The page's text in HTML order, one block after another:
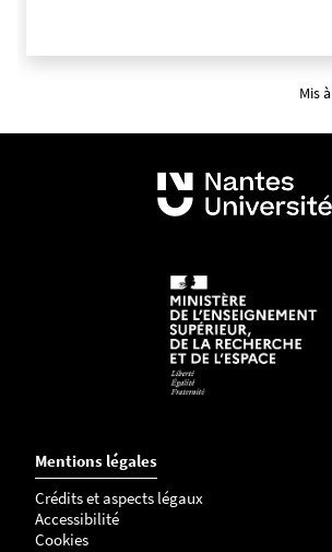
Mis
Mentions légales
Crédits et aspects légaux
Accessibilité
Cookies